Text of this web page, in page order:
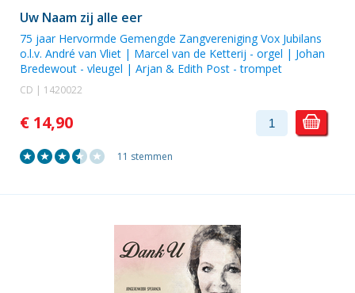
Uw Naam zij alle eer
75 jaar Hervormde Gemengde Zangvereniging Vox Jubilans
o.l.v. André van Vliet | Marcel van de Ketterij - orgel | Johan
Bredewout - vleugel | Arjan & Edith Post - trompet
CD | 1420022
€ 14,90
11 stemmen